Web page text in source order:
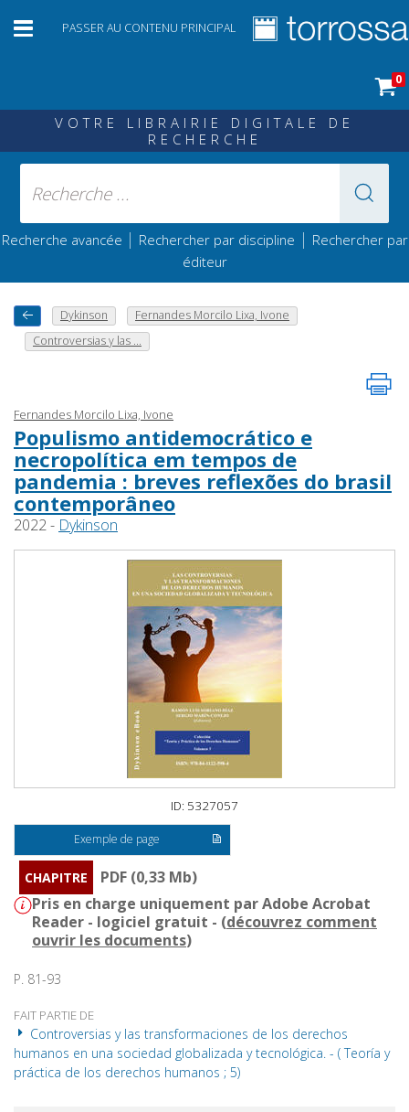
PASSER AU CONTENU PRINCIPAL
0
VOTRE LIBRAIRIE DIGITALE DE
RECHERCHE
Recherche avancée | Rechercher par discipline | Rechercher par
éditeur
Dykinson
Fernandes Morcilo Lixa, Ivone
Controversias y las ...
Fernandes Morcilo Lixa, Ivone
Populismo antidemocrático e
necropolítica em tempos de
pandemia : breves reflexões do brasil
contemporâneo
2022 - Dykinson
ID: 5327057
Exemple de page
CHAPITRE
PDF (0,33 Mb)
Pris en charge uniquement par Adobe Acrobat
Reader - logiciel gratuit - (découvrez comment
ouvrir les documents)
P. 81-93
FAIT PARTIE DE
Controversias y las transformaciones de los derechos
humanos en una sociedad globalizada y tecnológica. - ( Teoría y
práctica de los derechos humanos ; 5)